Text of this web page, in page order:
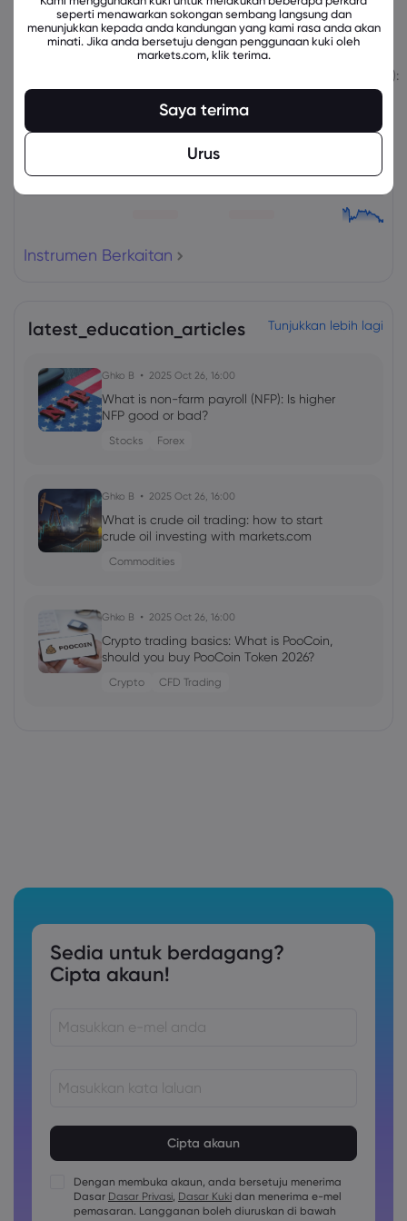
Instrumen Berkaitan
Perubahan (%):
Instrumen Berkaitan
latest_education_articles Tunjukkan lebih lagi
Ghko B 2025 Oct 26, 16:00
What is non-farm payroll (NFP): Is higher
NFP good or bad?
Stocks Forex
Ghko B 2025 Oct 26, 16:00
What is crude oil trading: how to start
crude oil investing with markets.com
Commodities
Ghko B 2025 Oct 26, 16:00
Crypto trading basics: What is PooCoin,
should you buy PooCoin Token 2026?
Crypto CFD Trading
Sedia untuk berdagang?
Cipta akaun!
Kata laluan mesti mengandungi sekurang-kurangnya 1
Kata laluan mesti mengandungi sekurang-kurangnya 1
huruf besar aksara
Kata laluan mesti mengandungi sekurang-kurangnya 1
Dengan membuka akaun, anda bersetuju menerima
Dasar Dasar Privasi, Dasar Kuki dan menerima e-mel
pemasaran. Langganan boleh diuruskan di bawah
seperti menawarkan sokongan sembang langsung dan
menunjukkan kepada anda kandungan yang kami rasa anda akan
minati. Jika anda bersetuju dengan penggunaan kuki oleh
markets.com, klik terima.
Saya terima
Urus